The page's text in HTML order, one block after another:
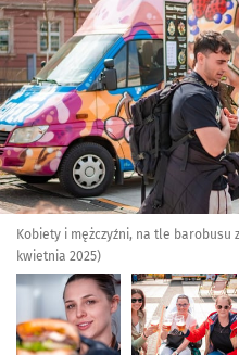
Kobiety i mężczyźni, na tle barobusu
kwietnia 2025)